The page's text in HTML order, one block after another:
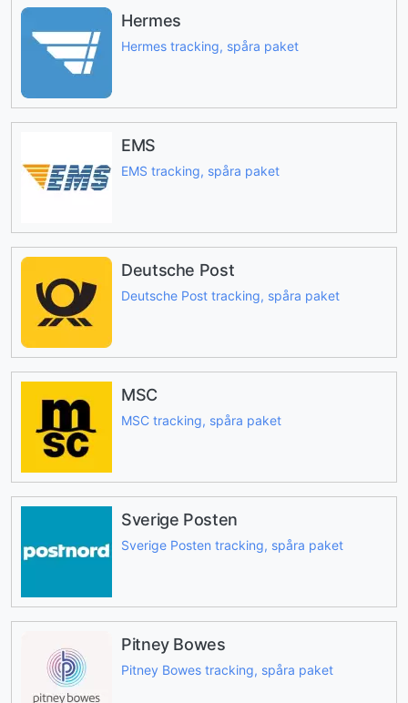
Hermes
Hermes tracking, spåra paket
EMS
EMS tracking, spåra paket
Deutsche Post
Deutsche Post tracking, spåra paket
MSC
MSC tracking, spåra paket
Sverige Posten
Sverige Posten tracking, spåra paket
Pitney Bowes
Pitney Bowes tracking, spåra paket